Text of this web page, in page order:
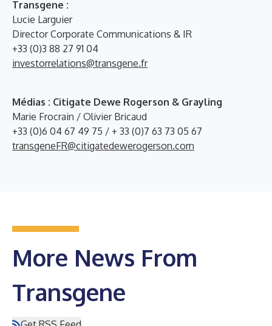
Transgene :
Lucie Larguier
Director Corporate Communications & IR
+33 (0)3 88 27 91 04
investorrelations@transgene.fr
Médias : Citigate Dewe Rogerson & Grayling
Marie Frocrain / Olivier Bricaud
+33 (0)6 04 67 49 75 / + 33 (0)7 63 73 05 67
transgeneFR@citigatedewerogerson.com
More News From
Transgene